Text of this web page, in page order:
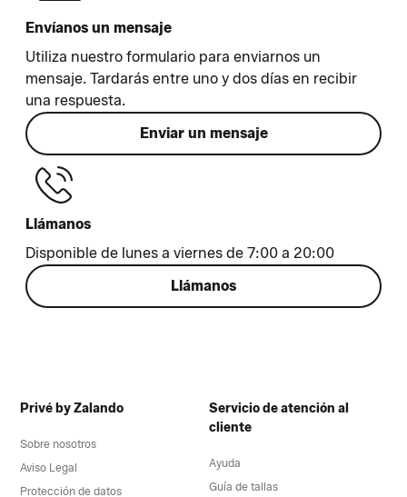
Envíanos un mensaje
Utiliza nuestro formulario para enviarnos un
mensaje. Tardarás entre uno y dos días en recibir
una respuesta.
Enviar un mensaje
Llámanos
Disponible de lunes a viernes de 7:00 a 20:00
Llámanos
Privé by Zalando
Sobre nosotros
Aviso Legal
Protección de datos
Servicio de atención al
cliente
Ayuda
Guía de tallas